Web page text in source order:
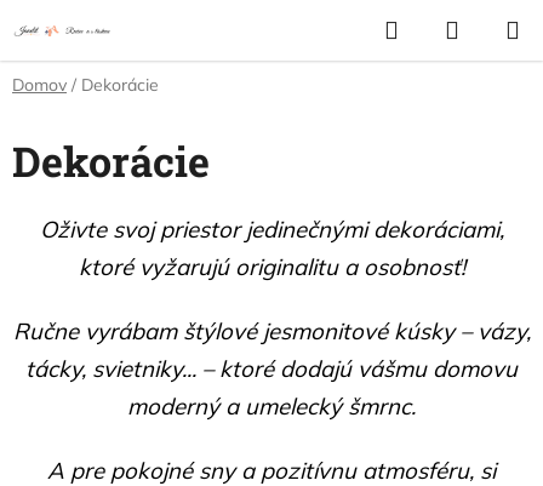
na
obsah
Hľadať
KOŠÍK
Domov / Dekorácie
Dekorácie
Oživte svoj priestor jedinečnými dekoráciami,
ktoré vyžarujú originalitu a osobnosť!
Ručne vyrábam štýlové jesmonitové kúsky – vázy,
tácky, svietniky... – ktoré dodajú vášmu domovu
moderný a umelecký šmrnc.
A pre pokojné sny a pozitívnu atmosféru, si